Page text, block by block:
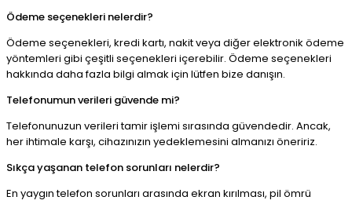
Ödeme seçenekleri nelerdir?
Ödeme seçenekleri, kredi kartı, nakit veya diğer elektronik ödeme
yöntemleri gibi çeşitli seçenekleri içerebilir. Ödeme seçenekleri
hakkında daha fazla bilgi almak için lütfen bize danışın.
Telefonumun verileri güvende mi?
Telefonunuzun verileri tamir işlemi sırasında güvendedir. Ancak,
her ihtimale karşı, cihazınızın yedeklemesini almanızı öneririz.
Sıkça yaşanan telefon sorunları nelerdir?
En yaygın telefon sorunları arasında ekran kırılması, pil ömrü